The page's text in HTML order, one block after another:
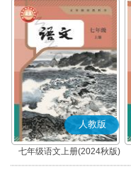
人教版
七年级语文上册(2024秋版)
(部编版)